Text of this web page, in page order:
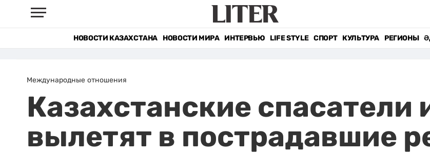
НОВОСТИ КАЗАХСТАНА НОВОСТИ МИРА ИНТЕРВЬЮ LIFE STYLE СПОРТ КУЛЬТУРА РЕГИОНЫ
Международные отношения
Казахстанские спасатели
вылетят в пострадавшие